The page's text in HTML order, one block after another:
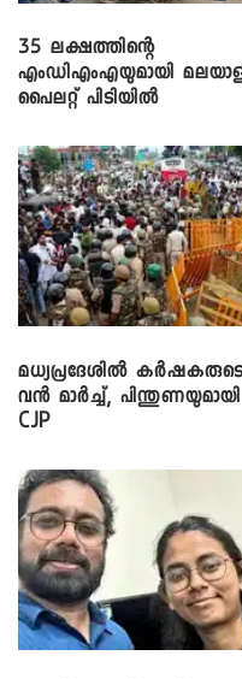
35 ലക്ഷത്തിന്റെ
എംഡിഎംഎയുമായി
പൈലറ്റ് പിടിയിൽ
മധ്യപ്രദേശിൽ
വൻ മാർച്ച്, പിന്തുണയുമായി
CJP